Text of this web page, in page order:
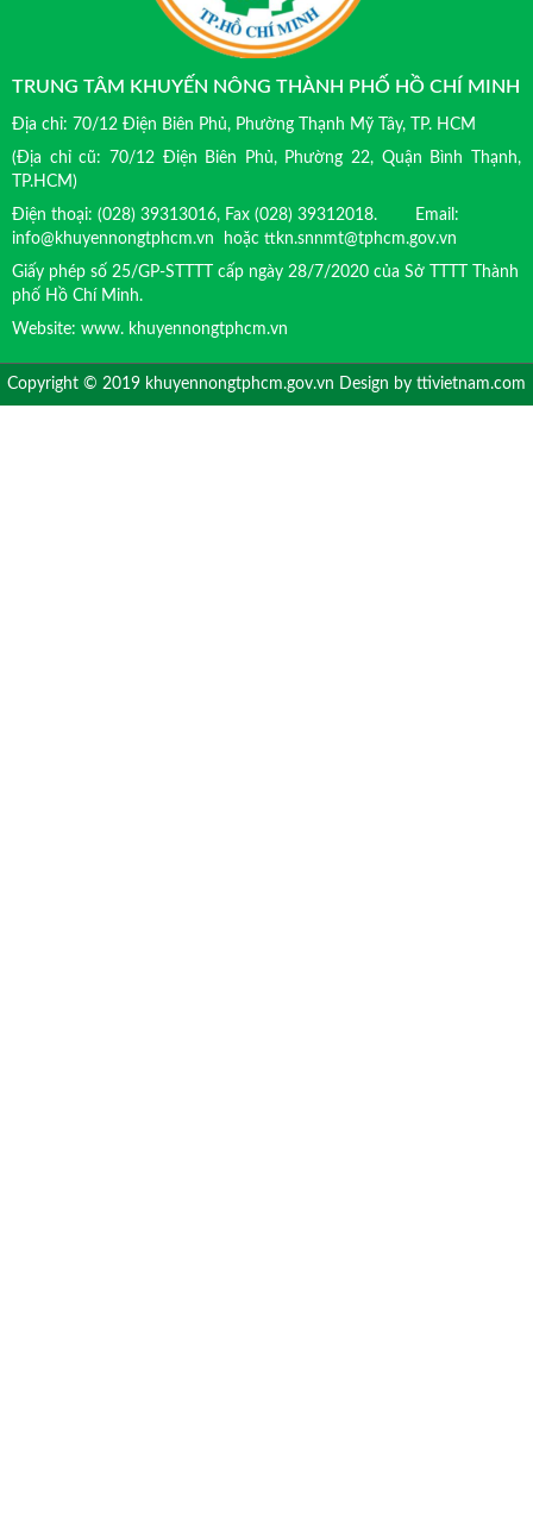
TRUNG TÂM KHUYẾN NÔNG THÀNH PHỐ HỒ CHÍ MINH
Địa chỉ: 70/12 Điện Biên Phủ, Phường Thạnh Mỹ Tây, TP. HCM
(Địa chỉ cũ: 70/12 Điện Biên Phủ, Phường 22, Quận Bình Thạnh,
TP.HCM)
Điện thoại: (028) 39313016, Fax (028) 39312018. Email:
info@khuyennongtphcm.vn hoặc ttkn.snnmt@tphcm.gov.vn
Giấy phép số 25/GP-STTTT cấp ngày 28/7/2020 của Sở TTTT Thành
phố Hồ Chí Minh.
Website: www. khuyennongtphcm.vn
Copyright © 2019 khuyennongtphcm.gov.vn Design by ttivietnam.com